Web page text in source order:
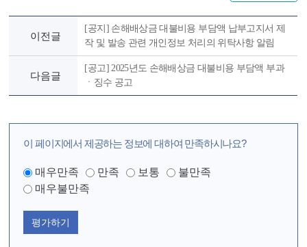
이전글
[공지] 손해배상금 대불비용 부담액 납부고지서 제
작 및 발송 관련 개인정보 처리의 위탁사항 알림
다음글
[공고] 2025년도 손해배상금 대불비용 부담액 부과
ㆍ징수 공고
이 페이지에서 제공하는 정보에 대하여 만족하시나요?
매우만족 만족 보통
불만족
매우불만족
평가하기